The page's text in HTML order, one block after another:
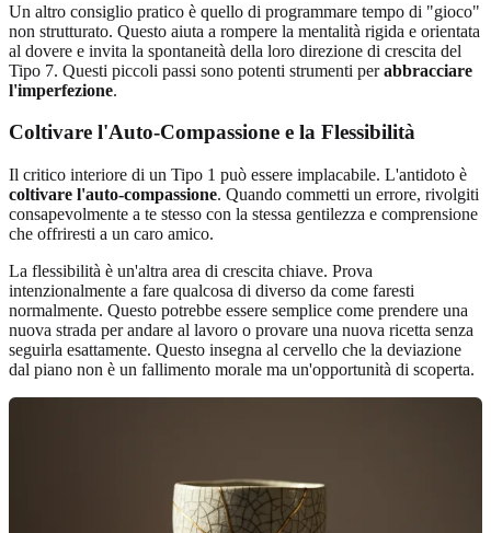
Un altro consiglio pratico è quello di programmare tempo di "gioco"
non strutturato. Questo aiuta a rompere la mentalità rigida e orientata
al dovere e invita la spontaneità della loro direzione di crescita del
Tipo 7. Questi piccoli passi sono potenti strumenti perabbracciare
l'imperfezione.
Coltivare l'Auto-Compassione e la Flessibilità
Il critico interiore di un Tipo 1 può essere implacabile. L'antidoto è
coltivare l'auto-compassione. Quando commetti un errore, rivolgiti
consapevolmente a te stesso con la stessa gentilezza e comprensione
che offriresti a un caro amico.
La flessibilità è un'altra area di crescita chiave. Prova
intenzionalmente a fare qualcosa di diverso da come faresti
normalmente. Questo potrebbe essere semplice come prendere una
nuova strada per andare al lavoro o provare una nuova ricetta senza
seguirla esattamente. Questo insegna al cervello che la deviazione
dal piano non è un fallimento morale ma un'opportunità di scoperta.